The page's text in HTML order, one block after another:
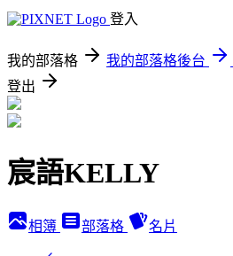
登入
我的部落格 我的部落格後台
登出
宸語KELLY
相簿 部落格 名片